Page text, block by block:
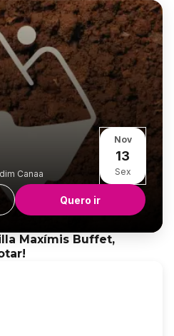
Canaa
Nov
13
Sex
Quero ir
Maxímis Buffet,